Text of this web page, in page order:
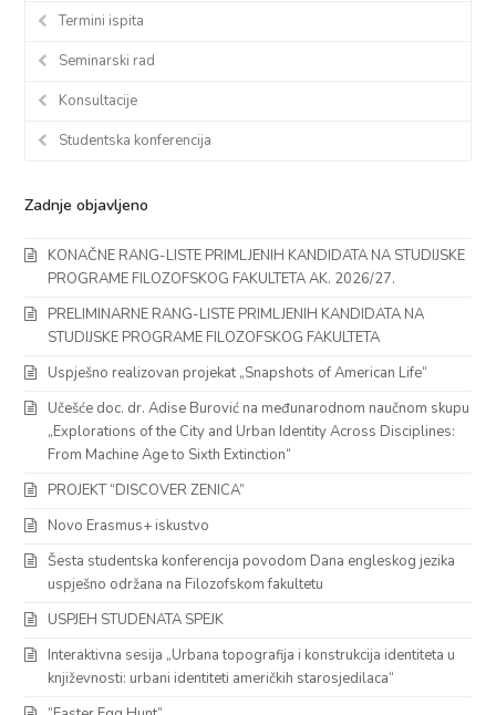
Termini ispita
Seminarski rad
Konsultacije
Studentska konferencija
Zadnje objavljeno
KONAČNE RANG-LISTE PRIMLJENIH KANDIDATA NA STUDIJSKE
PROGRAME FILOZOFSKOG FAKULTETA AK. 2026/27.
PRELIMINARNE RANG-LISTE PRIMLJENIH KANDIDATA NA
STUDIJSKE PROGRAME FILOZOFSKOG FAKULTETA
Uspješno realizovan projekat „Snapshots of American Life“
Učešće doc. dr. Adise Burović na međunarodnom naučnom skupu
„Explorations of the City and Urban Identity Across Disciplines:
From Machine Age to Sixth Extinction“
PROJEKT “DISCOVER ZENICA”
Novo Erasmus+ iskustvo
Šesta studentska konferencija povodom Dana engleskog jezika
uspješno održana na Filozofskom fakultetu
USPJEH STUDENATA SPEJK
Interaktivna sesija „Urbana topografija i konstrukcija identiteta u
književnosti: urbani identiteti američkih starosjedilaca“